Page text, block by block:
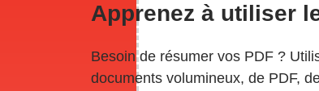
Apprenez à utiliser
Besoin de résumer vos PDF ?
documents volumineux, de PDF,